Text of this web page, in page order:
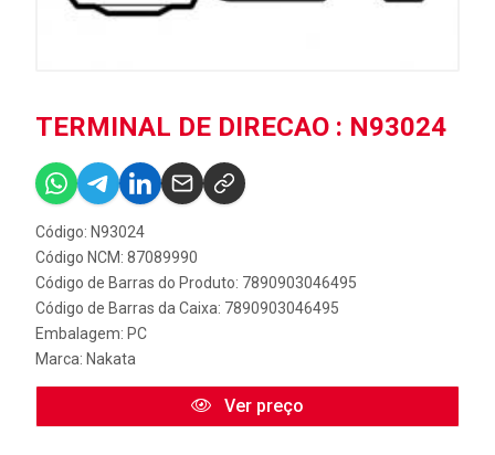
TERMINAL DE DIRECAO : N93024
Código: N93024
Código NCM: 87089990
Código de Barras do Produto: 7890903046495
Código de Barras da Caixa: 7890903046495
Embalagem: PC
Marca: Nakata
Ver preço